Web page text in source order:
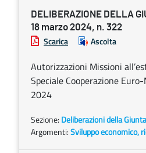
DELIBERAZIONE DELLA
18 marzo 2024, n. 322
Scarica Ascolta
Autorizzazioni Missioni
Speciale Cooperazione
2024
Sezione: Deliberazioni della
Argomenti:Sviluppo economico,